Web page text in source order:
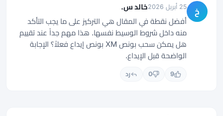
خ خالد س. 25 أبريل 2026
أفضل نقطة في المقال هي التركيز على ما يجب التأكد
منه داخل شروط الوسيط نفسها. هذا مهم جداً عند تقييم
هل يمكن سحب بونص XM بونص إيداع فعلاً؟ الإجابة
الواضحة قبل الإيداع.
9
0 رد